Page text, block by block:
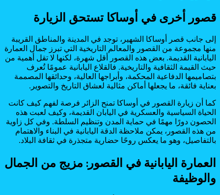
قصور أخرى في أوساكا تستحق الزيارة
إلى جانب قصر أوساكا الشهير، توجد في المدينة والمناطق القريبة
منها مجموعة من القصور والمعالم التاريخية التي تبرز جمال العمارة
اليابانية القديمة. بعض هذه القصور أقل شهرة، لكنها لا تقل أهمية من
حيث القيمة الثقافية والتاريخية. فالقلاع اليابانية عمومًا تُعرف
بتصاميمها الدفاعية المحكمة، وأبراجها العالية، وحدائقها المصممة
بعناية فائقة، ما يجعلها أماكن مثالية لعشاق التاريخ والتصوير.
كما أن زيارة القصور في أوساكا تمنح الزائر فرصة لفهم كيف كانت
الحياة السياسية والعسكرية في اليابان القديمة، وكيف لعبت هذه
الحصون دورًا مهمًا في حماية المدن وتنظيم السلطة. وفي كل زاوية
من هذه القصور، يمكن ملاحظة الدقة اليابانية في البناء والاهتمام
بالتفاصيل، وهو ما يعكس روحًا حضارية متجذرة في ثقافة البلاد.
العمارة اليابانية في القصور: مزيج من الجمال
والوظيفة